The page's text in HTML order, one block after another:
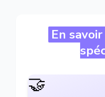
En
🤝